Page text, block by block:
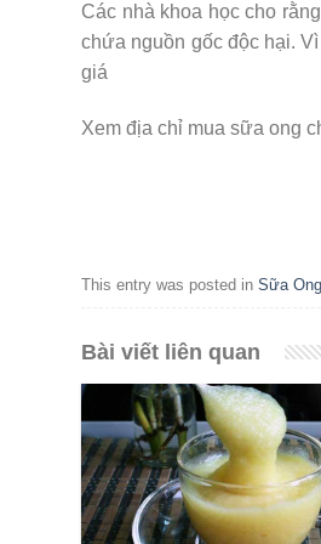
Các nhà khoa học cho
chứa nguồn gốc độc hại.
giá
Xem địa chỉ mua sữa ong
This entry was posted in Sữa
Bài viết liên quan